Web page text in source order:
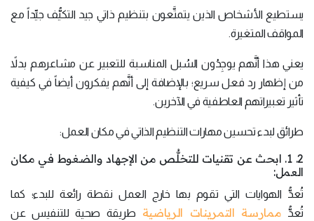
يستطيع الأشخاص الذين يتمتَّعون بتنظيم ذاتي جيد التكيُّف جيِّداً مع
المواقف المتغيرة.
يعني هذا أنَّهم يوجِدُون السُبل المناسبة للتعبير عن مشاعرهم بدلاً
من إظهار رد فعل سريع؛ بالإضافة إلى أنَّهم يفكرون أيضاً في كيفية
تأثير تعبيراتهم العاطفية في الآخرين.
طرائق لبدء تحسين مهارات التنظيم الذاتي في مكان العمل:
2. 1. ابحث عن تقنيات للتخلُّص من الإجهاد والضغوط في مكان
العمل:
تُعدُّ الهوايات التي تقوم بها خارج العمل نقطة رائعة للبدء؛ كما
تُعدُّ ممارسة التمرينات الرياضية طريقة صحية للتنفيس عن